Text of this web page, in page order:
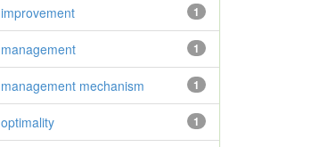
1
improvement
1
management
1
management mechanism
1
optimality